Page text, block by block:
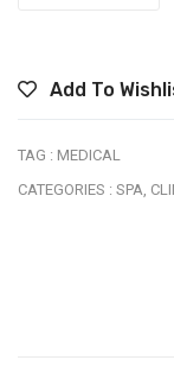
Add To
TAG : MEDICAL
CATEGORIES : SPA,